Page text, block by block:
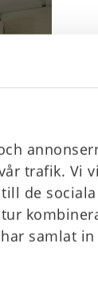
trafik. Vi
de
samlat